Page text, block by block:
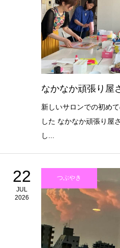
なかなか頑張り屋
新しいサロンでの初め
した なかなか頑張り屋
し...
22
JUL
2026
つぶやき